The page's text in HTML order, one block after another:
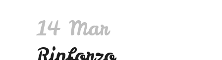
14 Mar